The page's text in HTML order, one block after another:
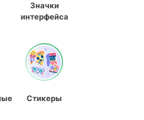
Значки
интерфейса
Стикеры